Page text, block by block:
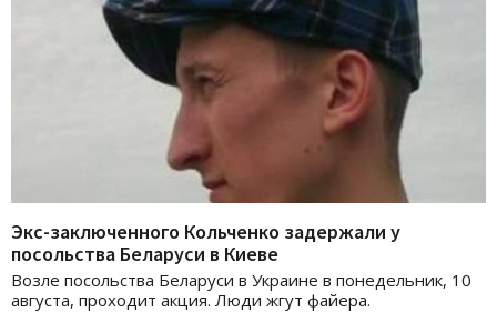
Экс-заключенного Кольченко задержали у
посольства Беларуси в Киеве
Возле посольства Беларуси в Украине в понедельник, 10
августа, проходит акция. Люди жгут файера.